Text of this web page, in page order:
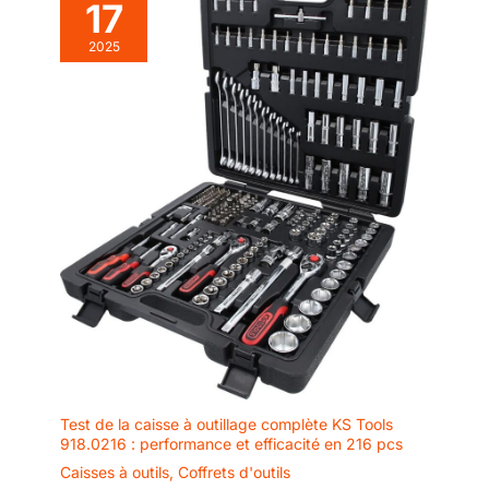
extérieurs 6 mm:
Embouts Profil T (pour
Torx) sans perçage
frontal T5 - T6 - T7
Embouts profil T (pour
Torx) avec perçage
frontal TS7 - TS10 - TS15
- TS20 - TS25 - TS27 -
TS30 - TS40 - TS45 |
Embouts profil cannelé
(pour RIBE) RM5 - RM6 -
RM7 - RM8 - RM9 |
Embouts denture
multiple intérieure (pour
XZN) M5 - M6 - M8 |
Embouts avec
entraînement six pans
Embouts profil T (pour
Torx) sans perçage
frontal T40 - T45 - T50 -
TS30 - TS40 - TS45 | Embouts
profil cannelé (pour RIBE) RM5
- RM6 - RM7 - RM8 - RM9 |
Embouts denture multiple
intérieure (pour XZN) M5 - M6 -
extérieurs 8 mm: Embouts profil
T (pour Torx) sans perçage
frontal T40 - T45 - T50 - T55 -
T60 - T70 | Embouts profil T
(pour Torx) avec perçage
frontal TH40 - TH45 - TH50 -
TH55 - TH60 - TH70 | Embouts
six pans creux 7 - 8 - 10 - 12 -
14 mm | Embouts cruciformes
PH3 - PH4 / PZ3 - PZ4 |
Embouts fente 8 - 10 - 12 mm |
Jeu de clés coudées six pans
creux 1 - 1,5 - 2 - 2,5 - 3 - 4 -
17
2025
Test de la caisse à outillage complète KS Tools
918.0216 : performance et efficacité en 216 pcs
Caisses à outils, Coffrets d'outils